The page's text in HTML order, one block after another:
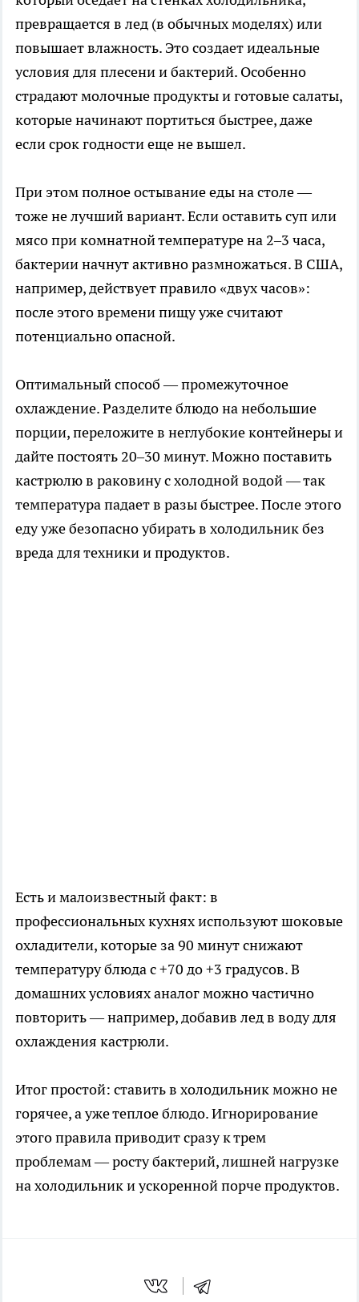
превращается в лед (в обычных моделях) или
повышает влажность. Это создает идеальные
условия для плесени и бактерий. Особенно
страдают молочные продукты и готовые салаты,
которые начинают портиться быстрее, даже
если срок годности еще не вышел.
При этом полное остывание еды на столе —
тоже не лучший вариант. Если оставить суп или
мясо при комнатной температуре на 2–3 часа,
бактерии начнут активно размножаться. В США,
например, действует правило «двух часов»:
после этого времени пищу уже считают
потенциально опасной.
Оптимальный способ — промежуточное
охлаждение. Разделите блюдо на небольшие
порции, переложите в неглубокие контейнеры и
дайте постоять 20–30 минут. Можно поставить
кастрюлю в раковину с холодной водой — так
температура падает в разы быстрее. После этого
еду уже безопасно убирать в холодильник без
вреда для техники и продуктов.
Есть и малоизвестный факт: в
профессиональных кухнях используют шоковые
охладители, которые за 90 минут снижают
температуру блюда с +70 до +3 градусов. В
домашних условиях аналог можно частично
повторить — например, добавив лед в воду для
охлаждения кастрюли.
Итог простой: ставить в холодильник можно не
горячее, а уже теплое блюдо. Игнорирование
этого правила приводит сразу к трем
проблемам — росту бактерий, лишней нагрузке
на холодильник и ускоренной порче продуктов.